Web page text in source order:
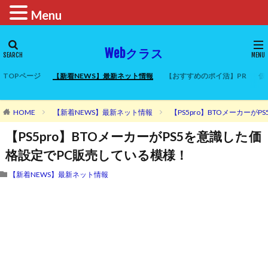
Webクラス
TOPページ 【新着NEWS】最新ネット情報 【おすすめのポイ活】PR 仮
HOME 【新着NEWS】最新ネット情報 【PS5pro】BTOメーカーが
【PS5pro】BTOメーカーがPS5を意識した価
格設定でPC販売している模様！
【新着NEWS】最新ネット情報
Menu